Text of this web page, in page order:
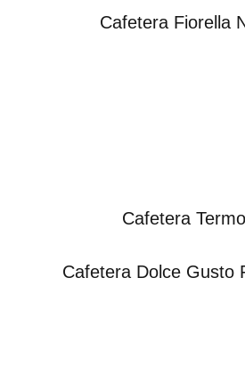
Cafetera Fiorella
Cafetera Termo
Cafetera Dolce Gusto